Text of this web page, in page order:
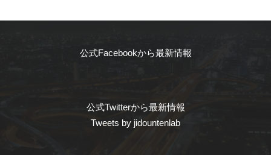
公式Facebookから最新情報
公式Twitterから最新情報
Tweets by jidountenlab